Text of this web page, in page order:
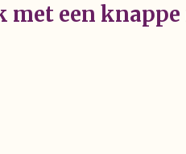
met een